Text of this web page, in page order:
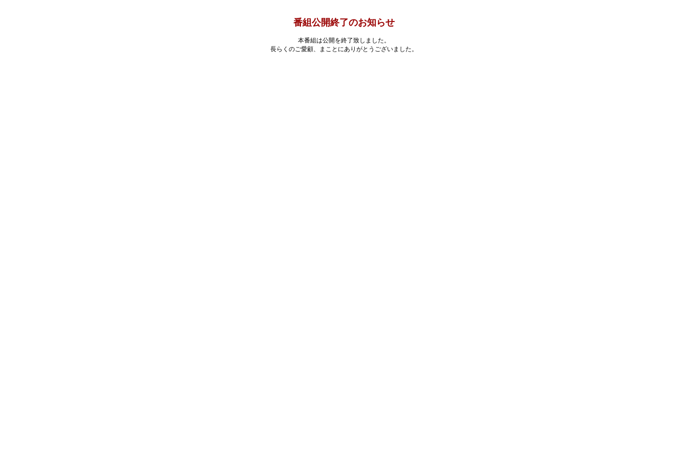
番組公開終了のお知らせ
本番組は公開を終了致しました。
長らくのご愛顧、まことにありがとうございました。